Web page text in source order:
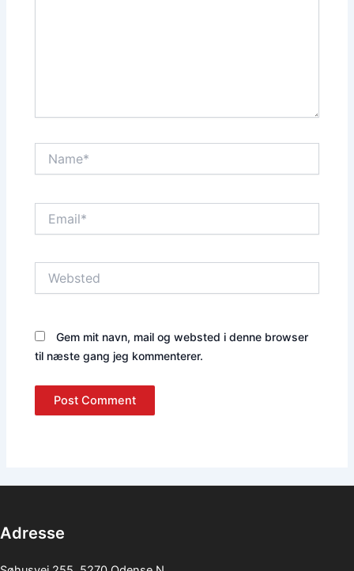
Gem mit navn, mail og websted i denne browser
til næste gang jeg kommenterer.
Adresse